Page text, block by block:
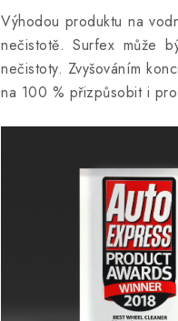
Výhodou produktu na
nečistotě. Surfex může
nečistoty. Zvyšováním
na 100 % přizpůsobit i